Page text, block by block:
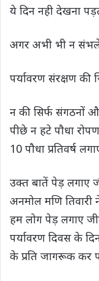
ये दिन नही देखना
अगर अभी भी न संभले
पर्यावरण संरक्षण की
न की सिर्फ संगठनों
पीछे न हटे पौधा
10 पौधा प्रतिवर्ष
उक्त बातें पेड़ लगाए
अनमोल मणि तिवारी
हम लोग पेड़ लगाए
पर्यावरण दिवस के
के प्रति जागरूक कर